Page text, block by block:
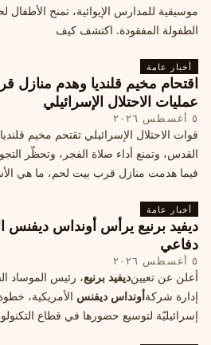
موسيقية للمدارس الإيوائية، تمنح
الطفولة المفقودة. اكتشف كيف
أخبار عامة
اقتحام مخيم قلنديا وهدم
عمليات الاحتلال الإسرائيلي
٥ أغسطس ٢٠٢٦
قوات الاحتلال الإسرائيلي تقتحم مخيم
القدس، وتمنع أداء صلاة الفجر، وتحظّر
فيما هدمت منازل قرب بيت لحم، ما هي
أخبار عامة
ديفيد برنيع يرأس أونداس ديفنس
دفاعي
٥ أغسطس ٢٠٢٦
أعلن عن تعيينديفيد برنيع، رئيس الموساد
إدارة شركةأونداس ديفنس الأمريكية،
إسرائيليّة لتوسيع حضورها في قطاع